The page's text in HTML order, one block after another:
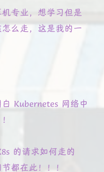
专业，想学习但是
么走，这是我的一
Kubernetes 网络中
的请求如何走的
都在此！！！